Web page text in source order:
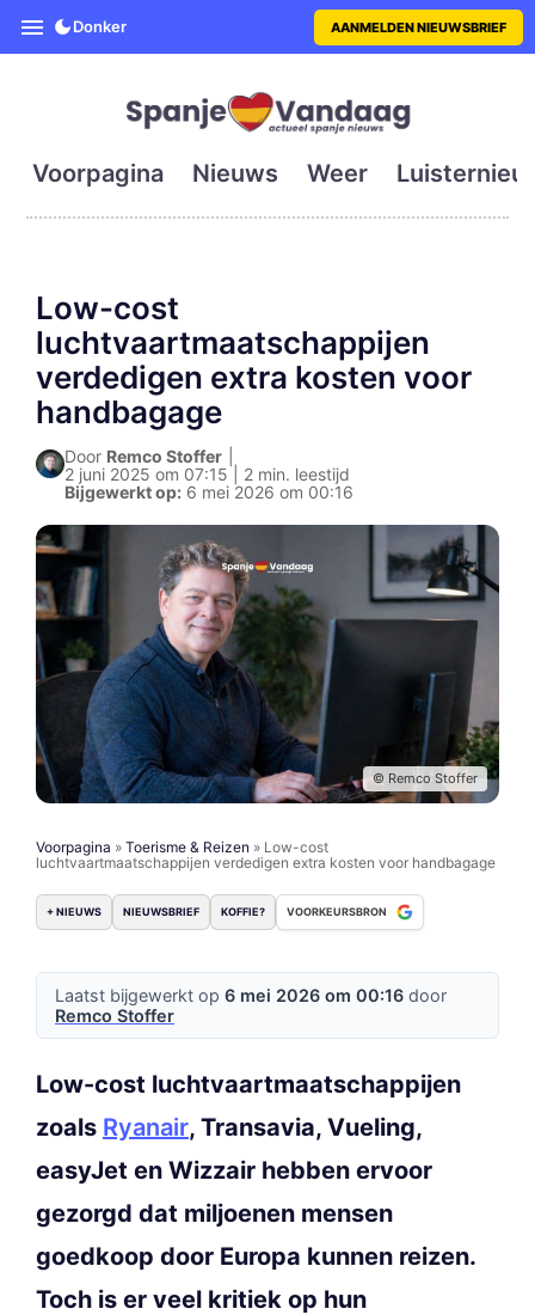
SpanjeVandaag is de eerste
Donker AANMELDEN NIEUWSBRIEF
Voorpagina Nieuws Weer
Low-cost
luchtvaartmaatschappijen
verdedigen extra kosten voor
handbagage
Door Remco Stoffer
2 juni 2025 om 07:15 | 2 min. leestijd
Bijgewerkt op: 6 mei 2026 om 00:16
© Remco Stoffer
Voorpagina » Toerisme & Reizen » Low-cost
luchtvaartmaatschappijen verdedigen extra kosten voor handbagage
+ NIEUWS NIEUWSBRIEF KOFFIE? VOORKEURSBRON
Laatst bijgewerkt op 6 mei 2026 om 00:16 door
Remco Stoffer
Low-cost luchtvaartmaatschappijen
zoals Ryanair, Transavia, Vueling,
easyJet en Wizzair hebben ervoor
gezorgd dat miljoenen mensen
goedkoop door Europa kunnen reizen.
Toch is er veel kritiek op hun